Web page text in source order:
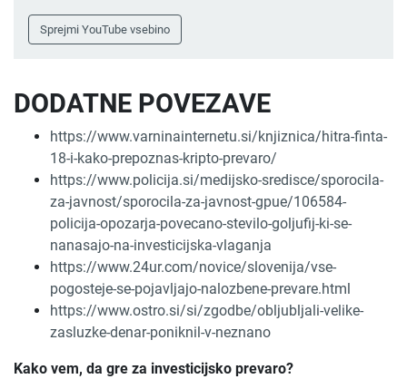
Sprejmi YouTube vsebino
DODATNE POVEZAVE
https://www.varninainternetu.si/knjiznica/hitra-finta-
18-i-kako-prepoznas-kripto-prevaro/
https://www.policija.si/medijsko-sredisce/sporocila-
za-javnost/sporocila-za-javnost-gpue/106584-
policija-opozarja-povecano-stevilo-goljufij-ki-se-
nanasajo-na-investicijska-vlaganja
https://www.24ur.com/novice/slovenija/vse-
pogosteje-se-pojavljajo-nalozbene-prevare.html
https://www.ostro.si/si/zgodbe/obljubljali-velike-
zasluzke-denar-poniknil-v-neznano
Kako vem, da gre za investicijsko prevaro?